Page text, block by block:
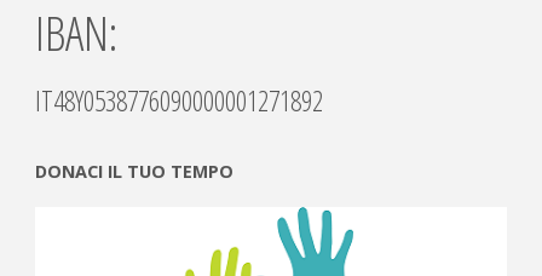
IBAN:
IT48Y0538776090000001271892
DONACI IL TUO TEMPO